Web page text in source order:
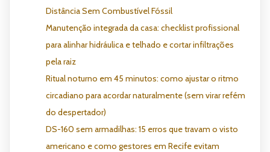
Distância Sem Combustível Fóssil
Manutenção integrada da casa: checklist profissional
para alinhar hidráulica e telhado e cortar infiltrações
pela raiz
Ritual noturno em 45 minutos: como ajustar o ritmo
circadiano para acordar naturalmente (sem virar refém
do despertador)
DS-160 sem armadilhas: 15 erros que travam o visto
americano e como gestores em Recife evitam